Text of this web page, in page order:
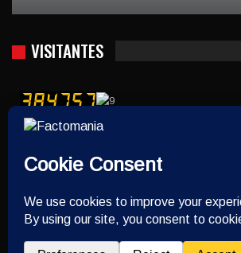
VISITANTES
Usuarios hoy : 601
Este año : 382963
Hora del servidor : 2026-08-10